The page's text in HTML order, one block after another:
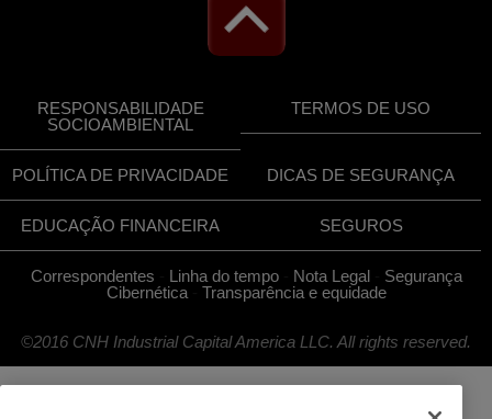
RESPONSABILIDADE
SOCIOAMBIENTAL
TERMOS DE USO
POLÍTICA DE PRIVACIDADE DICAS DE SEGURANÇA
EDUCAÇÃO FINANCEIRA SEGUROS
Correspondentes Linha do tempo- Nota Legal- Segurança
Cibernética- Transparência e equidade
©2016 CNH Industrial Capital America LLC. All rights reserved.